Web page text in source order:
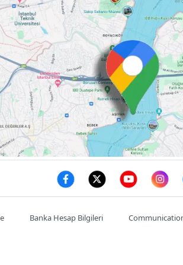
Banka Hesap Bilgileri